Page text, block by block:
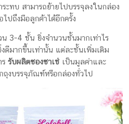
ะทบ สามารถย้ายไปบรรจุลงในกล่อง
ปถึงมือลูกค้าได้อีกครั้ง
3-4 ชั้น ยิ่งจำนวนชั้นมากเท่าไร
มากขึ้นเท่านั้น แต่ละชั้นเพิ่มเติม
รรับผลิตซองซาเช่ เป็นมูลค่าและ
ถุงบรรจุภัณฑ์หรือกล่องทั่วไป